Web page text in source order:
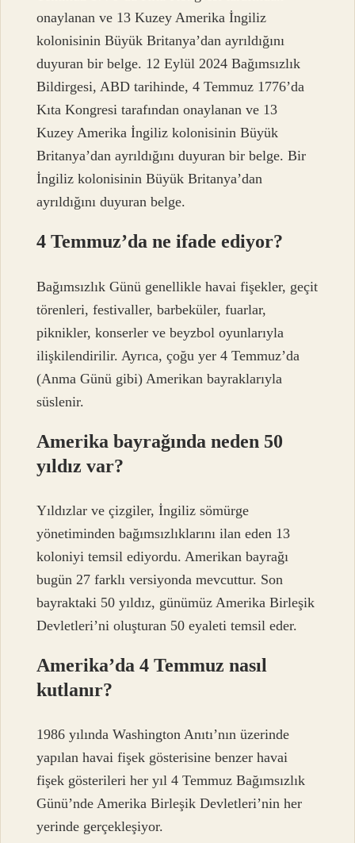
onaylanan ve 13 Kuzey Amerika İngiliz
kolonisinin Büyük Britanya’dan ayrıldığını
duyuran bir belge. 12 Eylül 2024 Bağımsızlık
Bildirgesi, ABD tarihinde, 4 Temmuz 1776’da
Kıta Kongresi tarafından onaylanan ve 13
Kuzey Amerika İngiliz kolonisinin Büyük
Britanya’dan ayrıldığını duyuran bir belge. Bir
İngiliz kolonisinin Büyük Britanya’dan
ayrıldığını duyuran belge.
4 Temmuz’da ne ifade ediyor?
Bağımsızlık Günü genellikle havai fişekler, geçit
törenleri, festivaller, barbeküler, fuarlar,
piknikler, konserler ve beyzbol oyunlarıyla
ilişkilendirilir. Ayrıca, çoğu yer 4 Temmuz’da
(Anma Günü gibi) Amerikan bayraklarıyla
süslenir.
Amerika bayrağında neden 50
yıldız var?
Yıldızlar ve çizgiler, İngiliz sömürge
yönetiminden bağımsızlıklarını ilan eden 13
koloniyi temsil ediyordu. Amerikan bayrağı
bugün 27 farklı versiyonda mevcuttur. Son
bayraktaki 50 yıldız, günümüz Amerika Birleşik
Devletleri’ni oluşturan 50 eyaleti temsil eder.
Amerika’da 4 Temmuz nasıl
kutlanır?
1986 yılında Washington Anıtı’nın üzerinde
yapılan havai fişek gösterisine benzer havai
fişek gösterileri her yıl 4 Temmuz Bağımsızlık
Günü’nde Amerika Birleşik Devletleri’nin her
yerinde gerçekleşiyor.